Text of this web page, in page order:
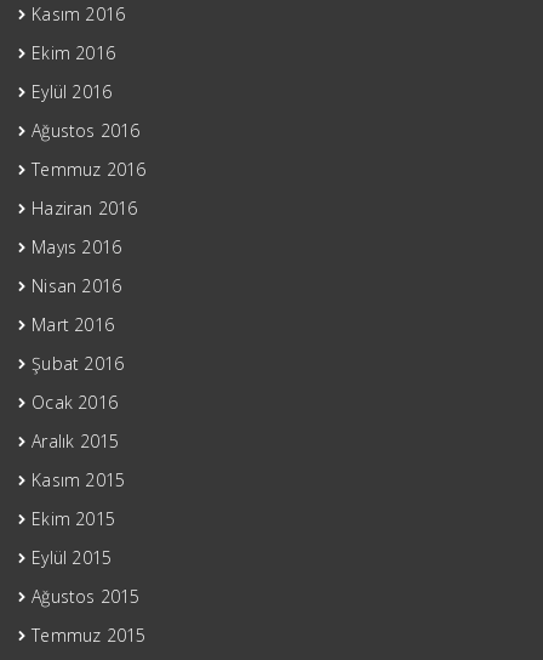
Kasım 2016
Ekim 2016
Eylül 2016
Ağustos 2016
Temmuz 2016
Haziran 2016
Mayıs 2016
Nisan 2016
Mart 2016
Şubat 2016
Ocak 2016
Aralık 2015
Kasım 2015
Ekim 2015
Eylül 2015
Ağustos 2015
Temmuz 2015